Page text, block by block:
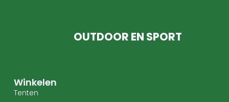
OUTDOOR EN SPORT
Winkelen
Tenten